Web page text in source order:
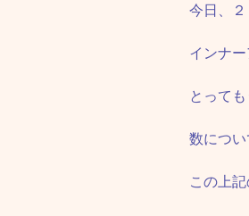
今日、２
インナ
とって
数につい
この上